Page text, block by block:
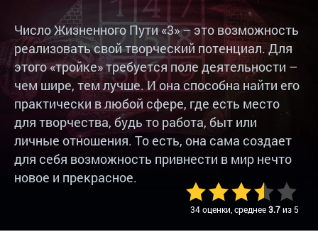
Число Жизненного Пути «3» – это возможность
реализовать свой творческий потенциал. Для
этого «тройке» требуется поле деятельности –
чем шире, тем лучше. И она способна найти его
практически в любой сфере, где есть место
для творчества, будь то работа, быт или
личные отношения. То есть, она сама создает
для себя возможность привнести в мир нечто
новое и прекрасное.
34 оценки, среднее3.7из 5